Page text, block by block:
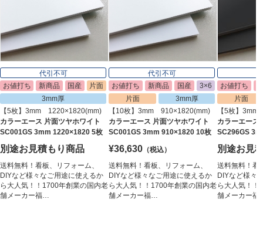
代引不可
お値打ち
新商品 国産
片面
3mm厚
【5枚】3mm 1220×1820(mm)
カラーエース 片面ツヤホワイト
SC001GS 3mm 1220×1820 5枚
別途お見積もり商品
送料無料！看板、リフォーム、
DIYなど様々なご用途に使えるか
ら大人気！！1700年創業の国内老
舗メーカー福…
代引不可
お値打ち
新商品 国産
3×6
片面
3mm厚
【10枚】3mm 910×1820(mm)
カラーエース 片面ツヤホワイト
SC001GS 3mm 910×1820 10枚
¥36,630 （税込）
送料無料！看板、リフォーム、
DIYなど様々なご用途に使えるか
ら大人気！！1700年創業の国内老
舗メーカー福…
お値打ち
片面
【5枚】
カラーエース
SC296GS
別途お見
送料無料！看
DIYなど様々
ら大人気！！
舗メーカー